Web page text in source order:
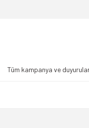
Tüm kampanya ve